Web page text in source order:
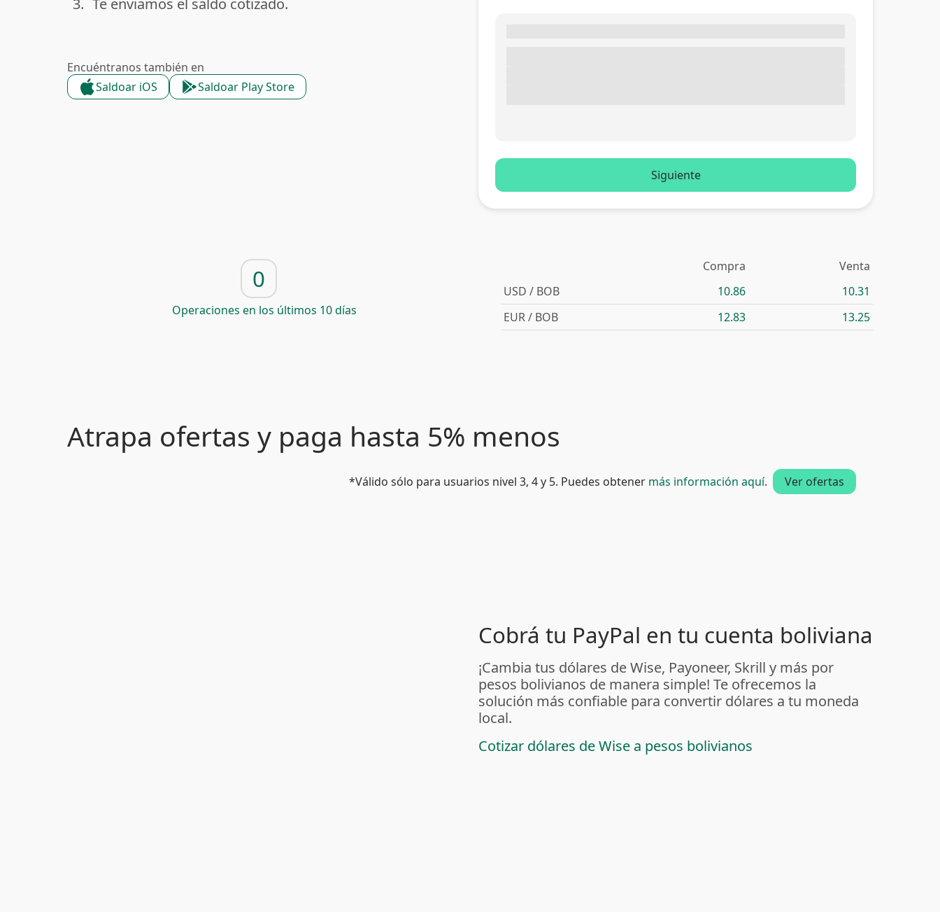
done
3. Te enviamos el saldo cotizado.
Encuéntranos también en
Saldoar iOS
Saldoar Play Store
Siguiente
0
Operaciones en los últimos 10 días
Compra
Venta
USD / BOB
10.86
10.31
EUR / BOB
12.83 13.25
Atrapa ofertas y paga hasta 5% menos
*Válido sólo para usuarios nivel 3, 4 y 5. Puedes obtener más información aquí. Ver ofertas
Cobrá tu PayPal en tu cuenta boliviana
¡Cambia tus dólares de Wise, Payoneer, Skrill y más por
pesos bolivianos de manera simple! Te ofrecemos la
solución más confiable para convertir dólares a tu moneda
local.
Cotizar dólares de Wise a pesos bolivianos